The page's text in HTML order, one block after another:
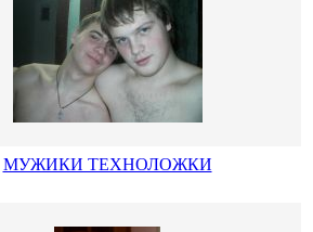
МУЖИКИ ТЕХНОЛОЖКИ